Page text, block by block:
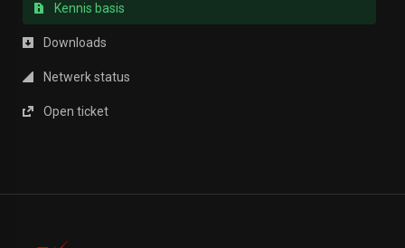
Kennis basis
Downloads
Netwerk status
Open ticket